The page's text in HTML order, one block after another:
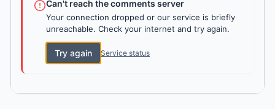
Can't reach the comments server
Your connection dropped or our service is briefly
unreachable. Check your internet and try again.
Try again Service status